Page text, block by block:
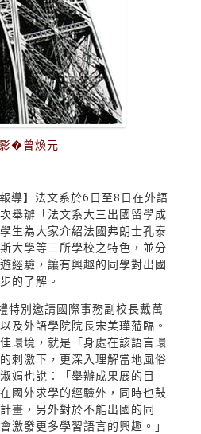
�曾煥元
導】法文系於6日至8日在外語
舉辦「法文系大三出國留學成
生為大家介紹法國弗朗士孔泰
大學等三所學校之特色，並分
經驗，讓有興趣的同學對出國
的了解。
特別邀請國際事務副校長戴萬
及外語學院院長宋美璍蒞臨。
環境，就是「身處在該語言環
刺激下，更深入理解當地風俗
娟也說：「舉辦成果展的目
國外求學的經驗外，同時也鼓
畫，另外對於不能出國的同
激發更多學習語言的興趣。」